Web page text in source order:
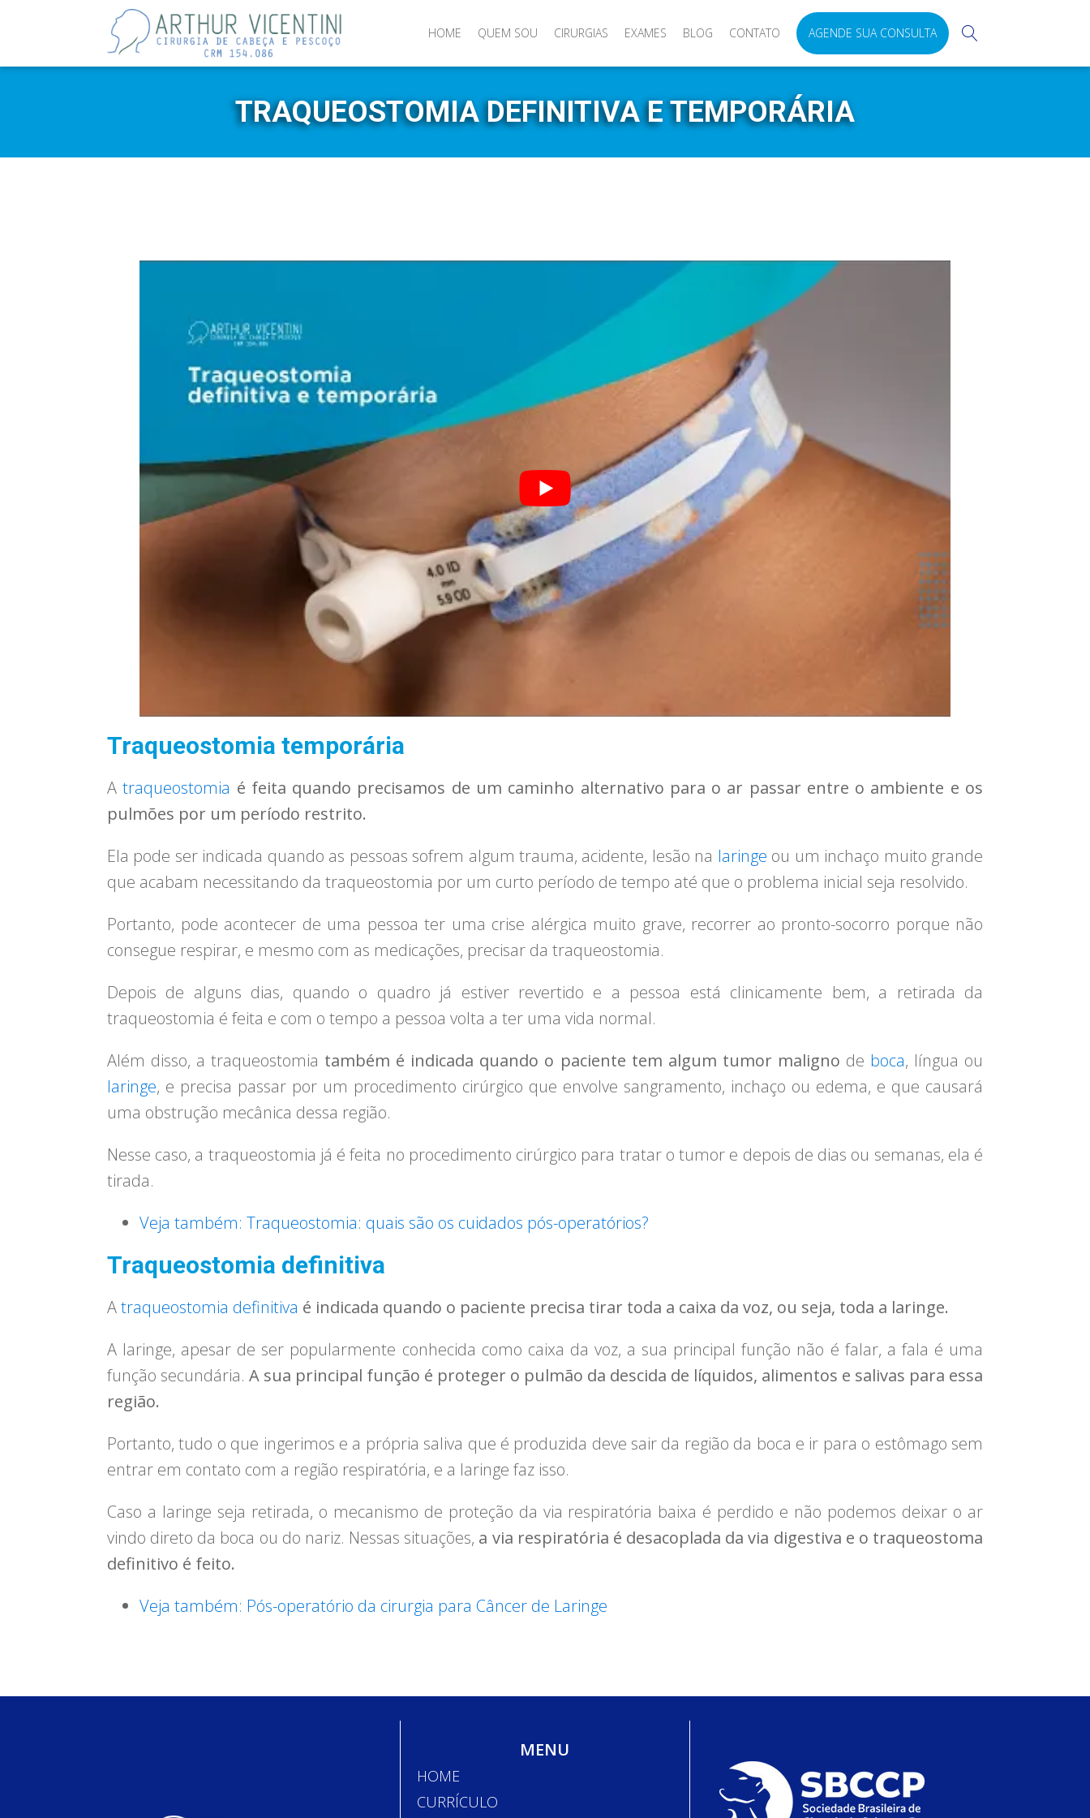
HOME QUEM SOU CIRURGIAS EXAMES BLOG CONTATO AGENDE SUA CONSULTA
TRAQUEOSTOMIA DEFINITIVA E TEMPORÁRIA
Traqueostomia temporária
Atraqueostomia é feita quando precisamos de um caminho alternativo para o ar passar entre o ambiente e os
pulmões por um período restrito.
Ela pode ser indicada quando as pessoas sofrem algum trauma, acidente, lesão na laringe ou um inchaço muito grande
que acabam necessitando da traqueostomia por um curto período de tempo até que o problema inicial seja resolvido.
Portanto, pode acontecer de uma pessoa ter uma crise alérgica muito grave, recorrer ao pronto-socorro porque não
consegue respirar, e mesmo com as medicações, precisar da traqueostomia.
Depois de alguns dias, quando o quadro já estiver revertido e a pessoa está clinicamente bem, a retirada da
traqueostomia é feita e com o tempo a pessoa volta a ter uma vida normal.
Além disso, a traqueostomia também é indicada quando o paciente tem algum tumor maligno de boca, língua ou
laringe, e precisa passar por um procedimento cirúrgico que envolve sangramento, inchaço ou edema, e que causará
uma obstrução mecânica dessa região.
Nesse caso, a traqueostomia já é feita no procedimento cirúrgico para tratar o tumor e depois de dias ou semanas, ela é
tirada.
Veja também: Traqueostomia: quais são os cuidados pós-operatórios?
Traqueostomia definitiva
Atraqueostomia definitiva é indicada quando o paciente precisa tirar toda a caixa da voz, ou seja, toda a laringe.
A laringe, apesar de ser popularmente conhecida como caixa da voz, a sua principal função não é falar, a fala é uma
função secundária. A sua principal função é proteger o pulmão da descida de líquidos, alimentos e salivas para essa
região.
Portanto, tudo o que ingerimos e a própria saliva que é produzida deve sair da região da boca e ir para o estômago sem
entrar em contato com a região respiratória, e a laringe faz isso.
Caso a laringe seja retirada, o mecanismo de proteção da via respiratória baixa é perdido e não podemos deixar o ar
vindo direto da boca ou do nariz. Nessas situações, a via respiratória é desacoplada da via digestiva e o traqueostoma
definitivo é feito.
Veja também: Pós-operatório da cirurgia para Câncer de Laringe
MENU
HOME
CURRÍCULO